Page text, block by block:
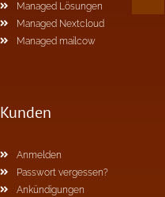
Managed Lösungen
Managed Nextcloud
Managed mailcow
Kunden
Anmelden
Passwort vergessen?
Ankündigungen